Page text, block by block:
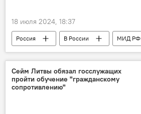
18 июля 2024, 18:37
Россия В России
МИД РФ
Мария Захарова
Молдавия
Украина
Сейм Литвы обязал госслужащих
пройти обучение "гражданскому
сопротивлению"